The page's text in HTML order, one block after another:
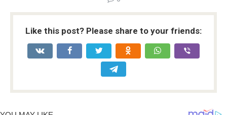
Like this post? Please share to your friends: